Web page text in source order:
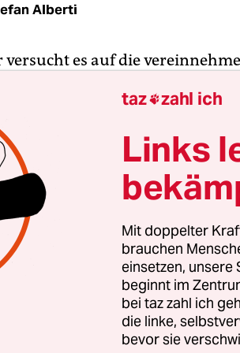
Alberti
versucht es auf die
zu hören. Werner Graf
Grünen und er hätten doch
Verwaltungsreform mit euch
im neuen Amt,
seine
seiner Politik vorstellt.
zur Pflicht, aber für Wegner ist
Koalitionsvertragzu
steht: „Das Beste für
und die nötige Reform stellt
Schöne dar, an dem die
taz zahl ich
Links
Mit doppelter
brauchen
einsetzen,
beginnt im
bei taz zahl ich
die linke,
bevor sie